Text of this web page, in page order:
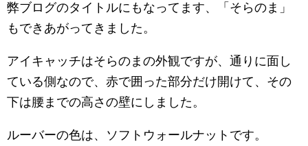
弊ブログのタイトルにもなってます、「そらのま」
もできあがってきました。
アイキャッチはそらのまの外観ですが、通りに面し
ている側なので、赤で囲った部分だけ開けて、その
下は腰までの高さの壁にしました。
ルーバーの色は、ソフトウォールナットです。